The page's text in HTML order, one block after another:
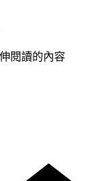
閱讀的內容